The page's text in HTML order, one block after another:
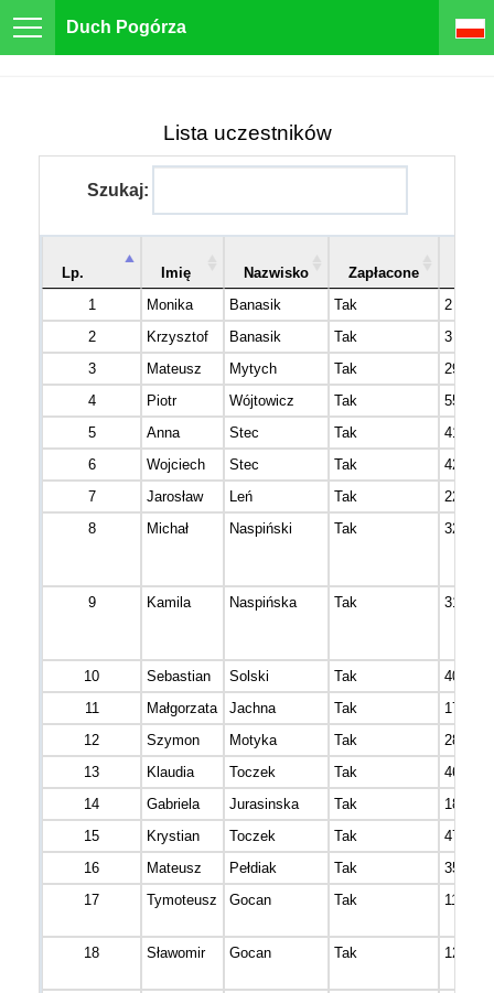
Duch Pogórza
Lista uczestników
Szukaj:
Lp. Imię Nazwisko Zapłacone
1
Monika Banasik Tak
2
2
Krzysztof Banasik Tak
3
3
Mateusz Mytych Tak
29
4
Piotr Wójtowicz Tak
55
5
Anna Stec Tak
41
6
Wojciech Stec Tak
42
7
Jarosław Leń Tak
22
8
Michał Naspiński Tak 32
9 Kamila Naspińska Tak 31
10 Sebastian Solski Tak
40
11
Małgorzata Jachna Tak
17
12
Szymon Motyka Tak
28
13
Klaudia Toczek Tak
46
14
Gabriela Jurasinska Tak
18
15
Krystian Toczek Tak
47
16
Mateusz Pełdiak Tak
35
17
Tymoteusz Gocan Tak 11
18 Sławomir Gocan Tak 12